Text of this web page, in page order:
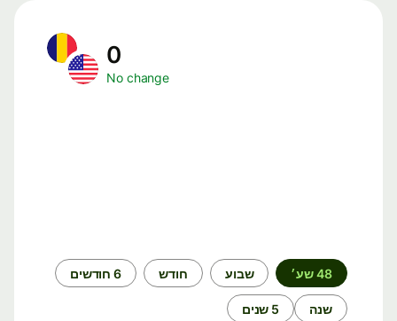
0
No change
תקופת
זמן
48 שע׳ שבוע חודש 6 חודשים
שנה 5 שנים